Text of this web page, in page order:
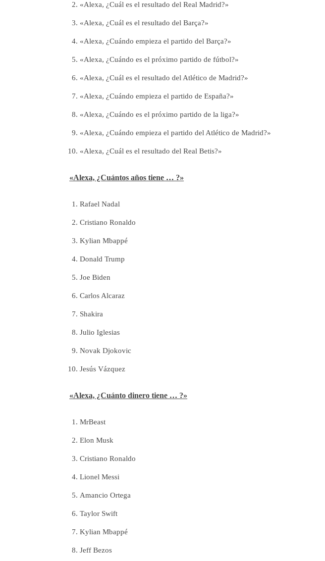
«Alexa, ¿Cuál es el resultado del Real Madrid?»
«Alexa, ¿Cuál es el resultado del Barça?»
«Alexa, ¿Cuándo empieza el partido del Barça?»
«Alexa, ¿Cuándo es el próximo partido de fútbol?»
«Alexa, ¿Cuál es el resultado del Atlético de Madrid?»
«Alexa, ¿Cuándo empieza el partido de España?»
«Alexa, ¿Cuándo es el próximo partido de la liga?»
«Alexa, ¿Cuándo empieza el partido del Atlético de Madrid?»
«Alexa, ¿Cuál es el resultado del Real Betis?»
«Alexa, ¿Cuántos años tiene … ?»
Rafael Nadal
Cristiano Ronaldo
Kylian Mbappé
Donald Trump
Joe Biden
Carlos Alcaraz
Shakira
Julio Iglesias
Novak Djokovic
Jesús Vázquez
«Alexa, ¿Cuánto dinero tiene … ?»
MrBeast
Elon Musk
Cristiano Ronaldo
Lionel Messi
Amancio Ortega
Taylor Swift
Kylian Mbappé
Jeff Bezos